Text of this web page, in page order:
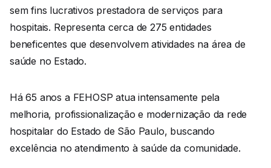
sem fins lucrativos prestadora de serviços para
hospitais. Representa cerca de 275 entidades
beneficentes que desenvolvem atividades na área de
saúde no Estado.
Há 65 anos a FEHOSP atua intensamente pela
melhoria, profissionalização e modernização da rede
hospitalar do Estado de São Paulo, buscando
excelência no atendimento à saúde da comunidade.